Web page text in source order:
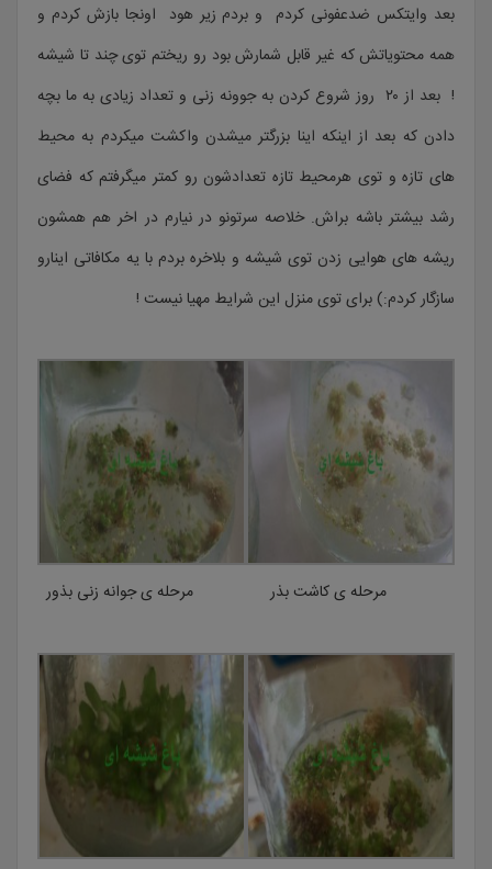
بعد وایتکس ضدعفونی کردم و بردم زیر هود اونجا بازش کردم و
همه محتویاتش که غیر قابل شمارش بود رو ریختم توی چند تا شیشه
! بعد از ۲۰ روز شروع کردن به جوونه زنی و تعداد زیادی به ما بچه
دادن که بعد از اینکه اینا بزرگتر میشدن واکشت میکردم به محیط
های تازه و توی هرمحیط تازه تعدادشون رو کمتر میگرفتم که فضای
رشد بیشتر باشه براش. خلاصه سرتونو در نیارم در اخر هم همشون
ریشه های هوایی زدن توی شیشه و بلاخره بردم با یه مکافاتی اینارو
سازگار کردم:) برای توی منزل این شرایط مهیا نیست !
مرحله ی کاشت بذر مرحله ی جوانه زنی بذور